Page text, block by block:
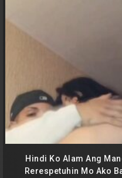
Hindi Ko Alam Ang
Rerespetuhin Mo Ako